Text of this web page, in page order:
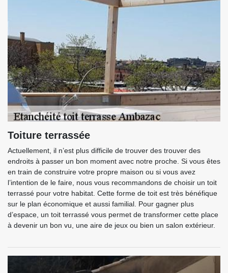
Toiture terrassée
Actuellement, il n’est plus difficile de trouver des trouver des
endroits à passer un bon moment avec notre proche. Si vous êtes
en train de construire votre propre maison ou si vous avez
l’intention de le faire, nous vous recommandons de choisir un toit
terrassé pour votre habitat. Cette forme de toit est très bénéfique
sur le plan économique et aussi familial. Pour gagner plus
d’espace, un toit terrassé vous permet de transformer cette place
à devenir un bon vu, une aire de jeux ou bien un salon extérieur.